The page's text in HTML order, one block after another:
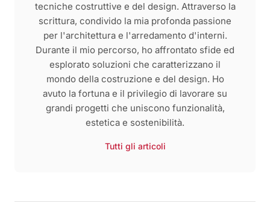
tecniche costruttive e del design. Attraverso la
scrittura, condivido la mia profonda passione
per l'architettura e l'arredamento d'interni.
Durante il mio percorso, ho affrontato sfide ed
esplorato soluzioni che caratterizzano il
mondo della costruzione e del design. Ho
avuto la fortuna e il privilegio di lavorare su
grandi progetti che uniscono funzionalità,
estetica e sostenibilità.
Tutti gli articoli